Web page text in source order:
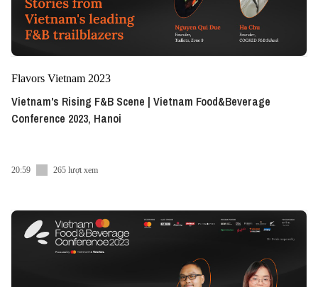
Flavors Vietnam 2023
Vietnam's Rising F&B Scene | Vietnam Food&Beverage
Conference 2023, Hanoi
20:59 265 lượt xem